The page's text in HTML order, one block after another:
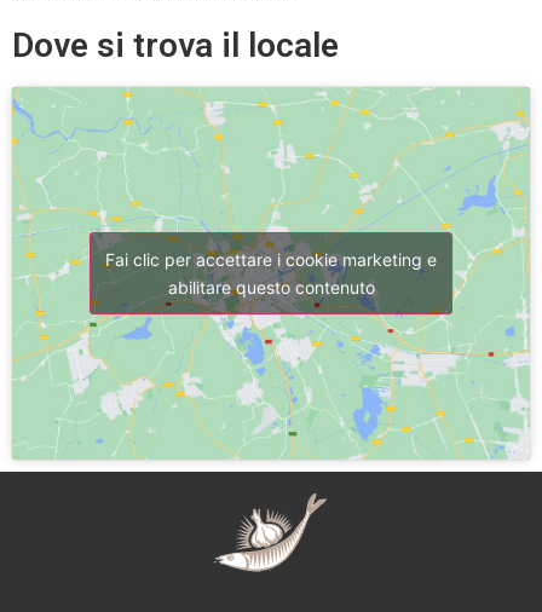
Dove si trova il locale
Fai clic per accettare i cookie marketing e
abilitare questo contenuto